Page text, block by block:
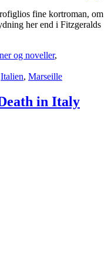
fine kortroman, om
her end i Fitzgeralds
og noveller,
Italien, Marseille
in Italy